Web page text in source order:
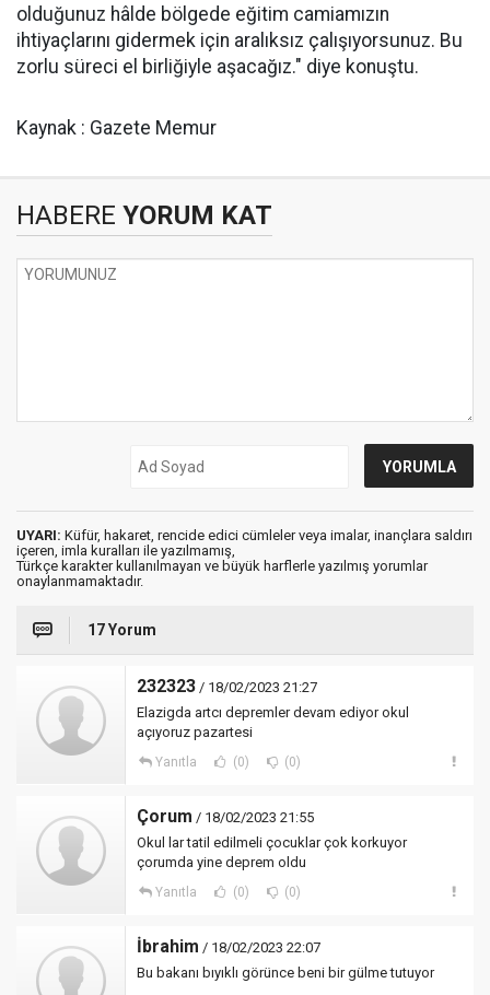
olduğunuz hâlde bölgede eğitim camiamızın
ihtiyaçlarını gidermek için aralıksız çalışıyorsunuz. Bu
zorlu süreci el birliğiyle aşacağız." diye konuştu.
Kaynak : Gazete Memur
HABERE YORUM KAT
UYARI: Küfür, hakaret, rencide edici cümleler veya imalar, inançlara saldırı
içeren, imla kuralları ile yazılmamış,
Türkçe karakter kullanılmayan ve büyük harflerle yazılmış yorumlar
onaylanmamaktadır.
17 Yorum
232323 / 18/02/2023 21:27
Elazigda artcı depremler devam ediyor okul
açıyoruz pazartesi
Yanıtla (0) (0)
Çorum / 18/02/2023 21:55
Okul lar tatil edilmeli çocuklar çok korkuyor
çorumda yine deprem oldu
Yanıtla (0) (0)
İbrahim / 18/02/2023 22:07
Bu bakanı bıyıklı görünce beni bir gülme tutuyor